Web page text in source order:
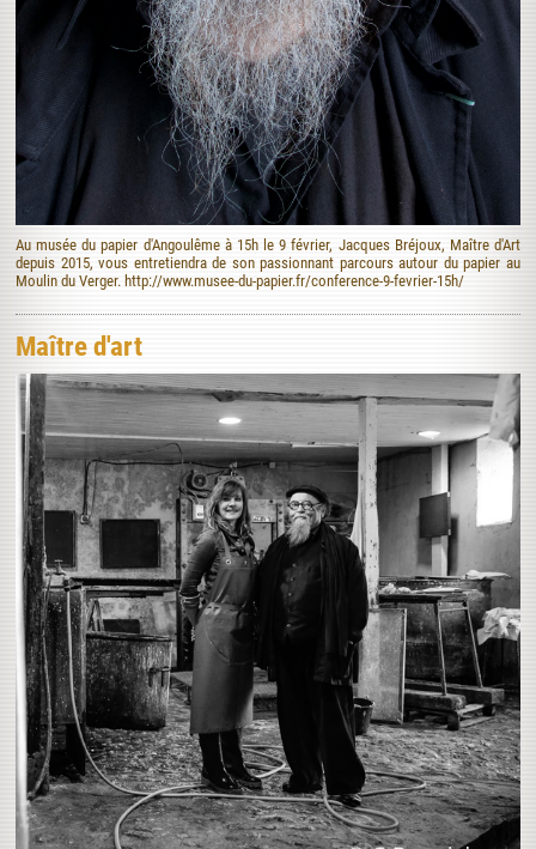
Au musée du papier d'Angoulême à 15h le 9 février, Jacques Bréjoux, Maître d'Art
depuis 2015, vous entretiendra de son passionnant parcours autour du papier au
Moulin du Verger. http://www.musee-du-papier.fr/conference-9-fevrier-15h/
Maître d'art